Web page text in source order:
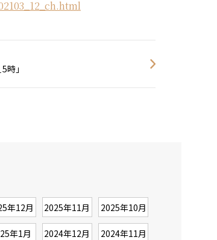
時」
年12月 2025年11月 2025年10月
年1月 2024年12月 2024年11月